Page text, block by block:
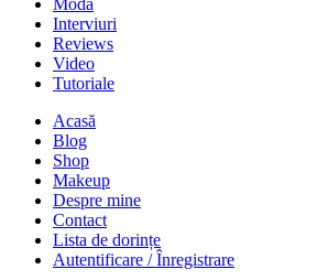
Modă
Interviuri
Reviews
Video
Tutoriale
Acasă
Blog
Shop
Makeup
Despre mine
Contact
Lista de dorințe
Autentificare / Înregistrare